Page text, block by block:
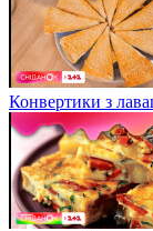
Конвертики з